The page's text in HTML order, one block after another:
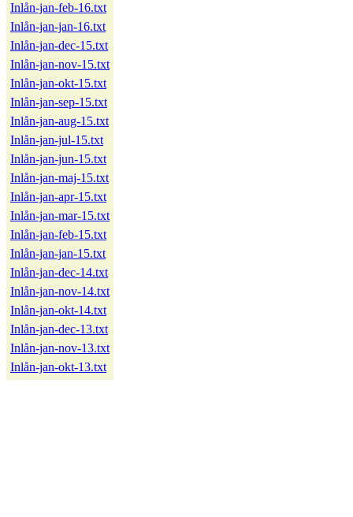
Inlån-jan-feb-16.txt
Inlån-jan-jan-16.txt
Inlån-jan-dec-15.txt
Inlån-jan-nov-15.txt
Inlån-jan-okt-15.txt
Inlån-jan-sep-15.txt
Inlån-jan-aug-15.txt
Inlån-jan-jul-15.txt
Inlån-jan-jun-15.txt
Inlån-jan-maj-15.txt
Inlån-jan-apr-15.txt
Inlån-jan-mar-15.txt
Inlån-jan-feb-15.txt
Inlån-jan-jan-15.txt
Inlån-jan-dec-14.txt
Inlån-jan-nov-14.txt
Inlån-jan-okt-14.txt
Inlån-jan-dec-13.txt
Inlån-jan-nov-13.txt
Inlån-jan-okt-13.txt